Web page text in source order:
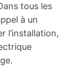
tous les
à un
l’installation,